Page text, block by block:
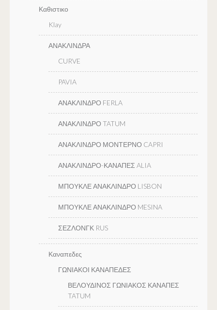
Καθιστικο
Klay
ΑΝΑΚΛΙΝΔΡΑ
CURVE
PAVIA
ΑΝΑΚΛΙΝΔΡΟ FERLA
ΑΝΑΚΛΙΝΔΡΟ TATUM
ΑΝΑΚΛΙΝΔΡΟ ΜΟΝΤΕΡΝΟ CAPRI
ΑΝΑΚΛΙΝΔΡΟ-ΚΑΝΑΠΕΣ ALIA
ΜΠΟΥΚΛΕ ΑΝΑΚΛΙΝΔΡΟ LISBON
ΜΠΟΥΚΛΕ ΑΝΑΚΛΙΝΔΡΟ MESINA
ΣΕΖΛΟΝΓΚ RUS
Καναπεδες
ΓΩΝΙΑΚΟΙ ΚΑΝΑΠΕΔΕΣ
ΒΕΛΟΥΔΙΝΟΣ ΓΩΝΙΑΚΟΣ ΚΑΝΑΠΕΣ
TATUM